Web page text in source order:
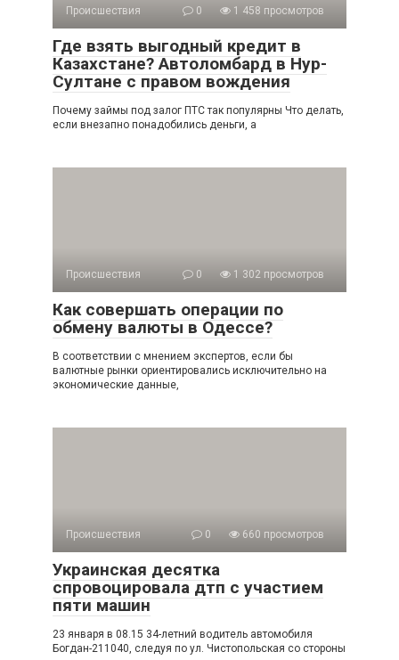
Происшествия 0 1 458 просмотров
Где взять выгодный кредит в
Казахстане? Автоломбард в Нур-
Султане с правом вождения
Почему займы под залог ПТС так популярны Что делать,
если внезапно понадобились деньги, а
Происшествия 0 1 302 просмотров
Как совершать операции по
обмену валюты в Одессе?
В соответствии с мнением экспертов, если бы
валютные рынки ориентировались исключительно на
экономические данные,
Происшествия 0 660 просмотров
Украинская десятка
спровоцировала дтп с участием
пяти машин
23 января в 08.15 34-летний водитель автомобиля
Богдан-211040, следуя по ул. Чистопольская со стороны